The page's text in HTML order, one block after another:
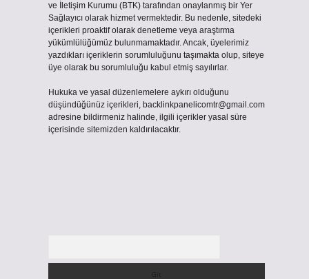
ve İletişim Kurumu (BTK) tarafından onaylanmış bir Yer
Sağlayıcı olarak hizmet vermektedir. Bu nedenle, sitedeki
içerikleri proaktif olarak denetleme veya araştırma
yükümlülüğümüz bulunmamaktadır. Ancak, üyelerimiz
yazdıkları içeriklerin sorumluluğunu taşımakta olup, siteye
üye olarak bu sorumluluğu kabul etmiş sayılırlar.
Hukuka ve yasal düzenlemelere aykırı olduğunu
düşündüğünüz içerikleri, backlinkpanelicomtr@gmail.com
adresine bildirmeniz halinde, ilgili içerikler yasal süre
içerisinde sitemizden kaldırılacaktır.